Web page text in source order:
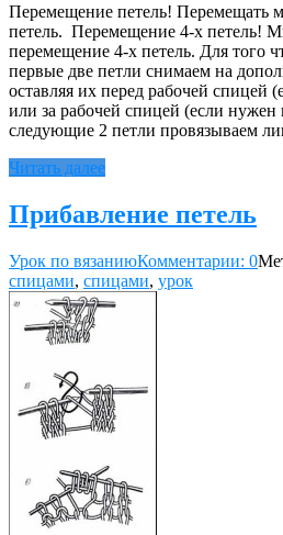
Перемещение петель! Перемещать
петель. Перемещение 4-х петель!
перемещение 4-х петель. Для того
первые две петли снимаем на
оставляя их перед рабочей спицей
или за рабочей спицей (если нужен
следующие 2 петли провязываем
Читать далее
Прибавление петель
Урок по вязаниюКомментарии: 0
спицами, спицами, урок